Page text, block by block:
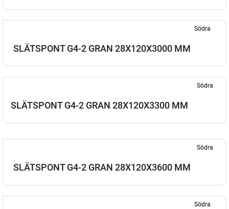
Södra
SLÄTSPONT G4-2 GRAN 28X120X3000 MM
Södra
SLÄTSPONT G4-2 GRAN 28X120X3300 MM
Södra
SLÄTSPONT G4-2 GRAN 28X120X3600 MM
Södra